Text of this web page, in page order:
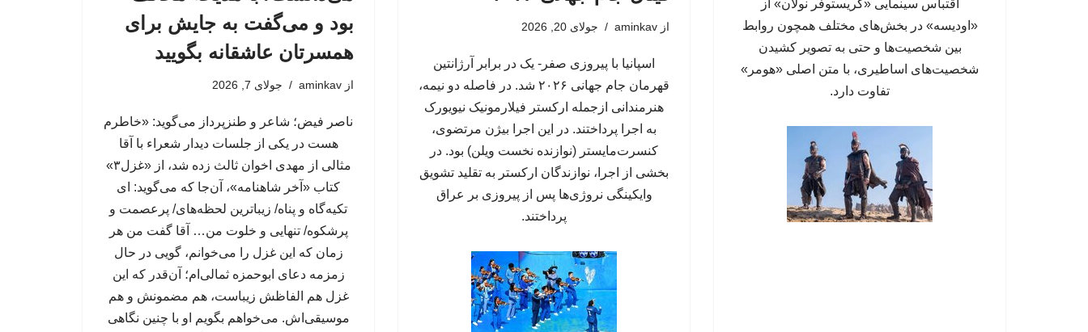
اقتباس سینمایی «کریستوفر نولان» از
«اودیسه» در بخش‌های مختلف همچون روابط
بین شخصیت‌ها و حتی به تصویر کشیدن
شخصیت‌های اساطیری، با متن اصلی «هومر»‌
تفاوت دارد.
از aminkav جولای 20, 2026
اسپانیا با پیروزی صفر- یک در برابر آرژانتین
قهرمان جام جهانی ۲۰۲۶ شد. در فاصله دو نیمه،
هنرمندانی ازجمله ارکستر فیلارمونیک نیویورک
به اجرا پرداختند. در این اجرا بیژن مرتضوی،
کنسرت‌مایستر (نوازنده نخست ویلن) بود. در
بخشی از اجرا، نوازندگان ارکستر به تقلید تشویق
وایکینگی نروژی‌ها پس از پیروزی بر عراق
پرداختند.
بود و می‌گفت به جایش برای
همسرتان عاشقانه بگویید
از aminkav جولای 7, 2026
ناصر فیض؛ شاعر و طنزپرداز می‌گوید: «خاطرم
هست در یکی از جلسات دیدار شعراء با آقا
مثالی از مهدی اخوان ثالث زده شد، از «غزل۳»
کتاب «آخر شاهنامه»، آن‌جا که می‌گوید: ای
تکیه‌گاه و پناه/ زیباترین لحظه‌های/ پرعصمت و
پرشکوه/ تنهایی و خلوت من… آقا گفت من هر
زمان که این غزل را می‌خوانم، گویی در حال
زمزمه دعای ابوحمزه ثمالی‌ام؛ آن‌قدر که این
غزل هم الفاظش زیباست، هم مضمونش و هم
موسیقی‌اش. می‌خواهم بگویم او با چنین نگاهی